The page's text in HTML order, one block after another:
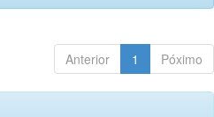
Anterior 1 Póximo